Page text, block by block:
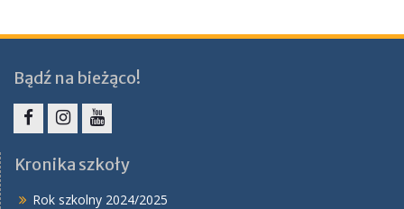
Bądź na bieżąco!
Kronika szkoły
Rok szkolny 2024/2025